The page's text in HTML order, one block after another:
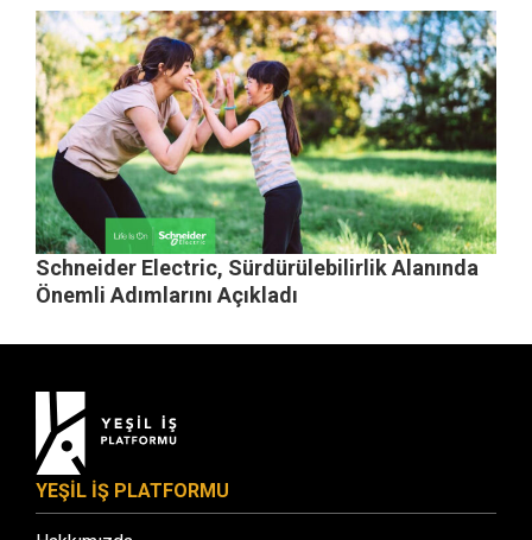
Schneider Electric, Sürdürülebilirlik Alanında
Önemli Adımlarını Açıkladı
YEŞİL İŞ PLATFORMU